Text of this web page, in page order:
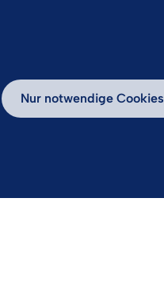
Nur notwendige Cookies